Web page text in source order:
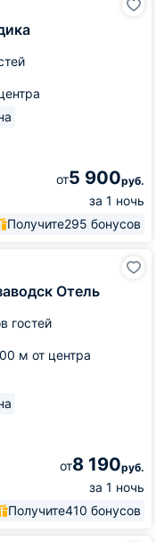
от5 900руб.
за 1 ночь
Получите295 бонусов
Отель
гостей
м от центра
от8 190руб.
за 1 ночь
Получите410 бонусов